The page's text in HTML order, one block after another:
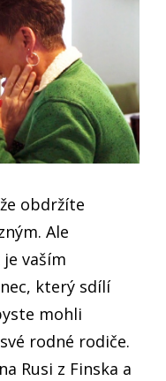
obdržíte
Ale
vaším
který sdílí
mohli
rodné rodiče.
Rusi z Finska a